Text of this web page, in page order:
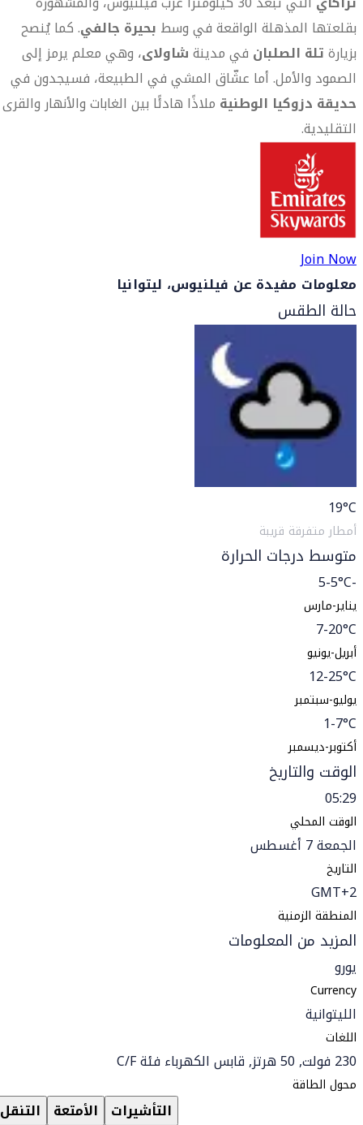
بقلعتها المذهلة الواقعة في وسط بحيرة جالفي. كما يُنصح
بزيارةتلة الصلبان في مدينةشاولاى، وهي معلم يرمز إلى
الصمود والأمل. أما عشّاق المشي في الطبيعة، فسيجدون في
حديقة دزوكيا الوطنية ملاذًا هادئًا بين الغابات والأنهار والقرى
التقليدية.
Join Now
معلومات مفيدة عن فيلنيوس، ليتوانيا
حالة الطقس
19°C
أمطار متفرقة قريبة
متوسط درجات الحرارة
-5-5°C
يناير-مارس
7-20°C
أبريل-يونيو
12-25°C
يوليو-سبتمبر
1-7°C
أكتوبر-ديسمبر
الوقت والتاريخ
05:29
الوقت المحلي
الجمعة 7 أغسطس
التاريخ
GMT+2
المنطقة الزمنية
المزيد من المعلومات
يورو
Currency
الليتوانية
اللغات
230 فولت, 50 هرتز, قابس الكهرباء فئة C/F
محول الطاقة
التنقل الأمتعة التأشيرات